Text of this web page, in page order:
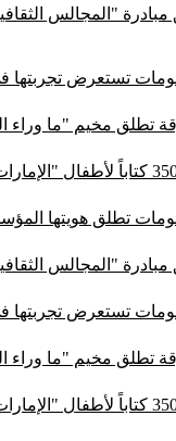
مبادرة "المجالس
تستعرض تجربتها
تطلق مخيم "ما وراء
تطلق هويتها
مبادرة "المجالس
تستعرض تجربتها
تطلق مخيم "ما وراء